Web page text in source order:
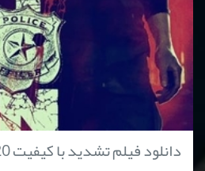
دانلود فیلم تشدید با کیفیت 720